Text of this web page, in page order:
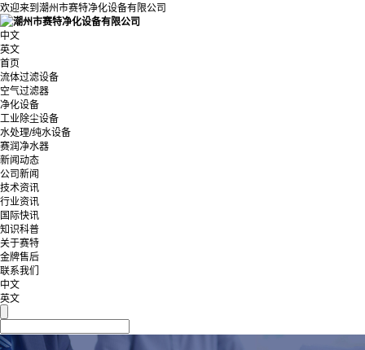
欢迎来到潮州市赛特净化设备有限公司
中文
英文
首页
流体过滤设备
空气过滤器
净化设备
工业除尘设备
水处理/纯水设备
赛润净水器
新闻动态
公司新闻
技术资讯
行业资讯
国际快讯
知识科普
关于赛特
金牌售后
联系我们
中文
英文